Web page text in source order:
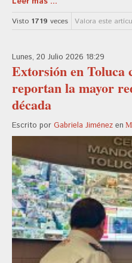
Visto 1719 veces Valora este
Lunes, 20 Julio 2026 18:29
Extorsión en Toluca
reportan la mayor
década
Escrito por Gabriela Jiménez en